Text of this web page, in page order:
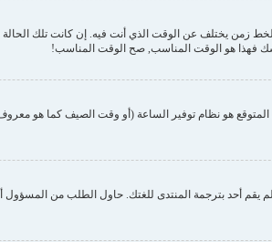
يختلف عن الوقت الذي أنت فيه. إن كانت تلك الحالة
فهذا هو الوقت المناسب, صح الوقت المناسب!
هو نظام توفير الساعة (أو وقت الصيف كما هو